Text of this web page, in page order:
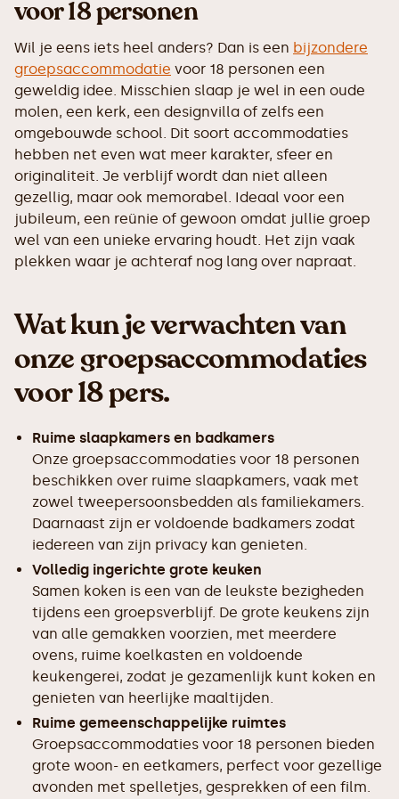
voor 18 personen
Wil je eens iets heel anders? Dan is een bijzondere
groepsaccommodatie voor 18 personen een
geweldig idee. Misschien slaap je wel in een oude
molen, een kerk, een designvilla of zelfs een
omgebouwde school. Dit soort accommodaties
hebben net even wat meer karakter, sfeer en
originaliteit. Je verblijf wordt dan niet alleen
gezellig, maar ook memorabel. Ideaal voor een
jubileum, een reünie of gewoon omdat jullie groep
wel van een unieke ervaring houdt. Het zijn vaak
plekken waar je achteraf nog lang over napraat.
Wat kun je verwachten van
onze groepsaccommodaties
voor 18 pers.
Ruime slaapkamers en badkamers
Onze groepsaccommodaties voor 18 personen
beschikken over ruime slaapkamers, vaak met
zowel tweepersoonsbedden als familiekamers.
Daarnaast zijn er voldoende badkamers zodat
iedereen van zijn privacy kan genieten.
Volledig ingerichte grote keuken
Samen koken is een van de leukste bezigheden
tijdens een groepsverblijf. De grote keukens zijn
van alle gemakken voorzien, met meerdere
ovens, ruime koelkasten en voldoende
keukengerei, zodat je gezamenlijk kunt koken en
genieten van heerlijke maaltijden.
Ruime gemeenschappelijke ruimtes
Groepsaccommodaties voor 18 personen bieden
grote woon- en eetkamers, perfect voor gezellige
avonden met spelletjes, gesprekken of een film.